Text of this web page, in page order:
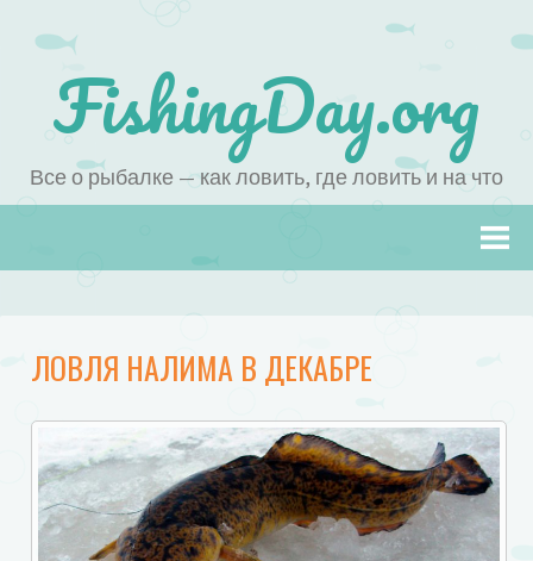
FishingDay.org
Все о рыбалке — как ловить, где ловить и на что
ЛОВЛЯ НАЛИМА В ДЕКАБРЕ